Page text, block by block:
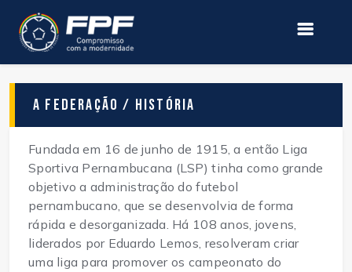
A Federação / História
Fundada em 16 de junho de 1915, a então Liga
Sportiva Pernambucana (LSP) tinha como grande
objetivo a administração do futebol
pernambucano, que se desenvolvia de forma
rápida e desorganizada. Há 108 anos, jovens,
liderados por Eduardo Lemos, resolveram criar
uma liga para promover os campeonato do